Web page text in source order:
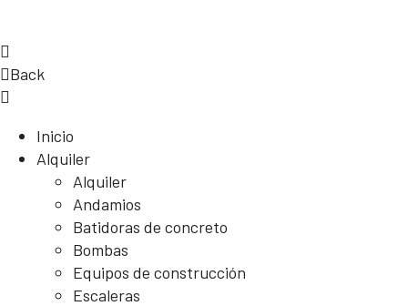
Back
Inicio
Alquiler
Alquiler
Andamios
Batidoras de concreto
Bombas
Equipos de construcción
Escaleras